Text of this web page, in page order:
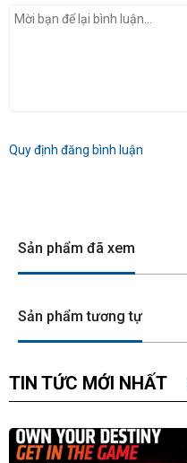
Quy định đăng bình luận
Sản phẩm đã xem
Sản phẩm tương tự
TIN TỨC MỚI NHẤT